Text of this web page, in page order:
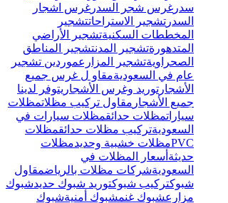
سدر غرس شجر السدر غرس اشجار
السدر تشجير الاستراحاتتشجير
المخططات السكنيةتشجير الأراضي
المتدهورةتشجير المدنتشجير المناطق
الصحراويةتشجير المزارعموردين تشجير
عام في السعوديةمقاو ل غرس جميع
الأشجار توريد وغرس الأشجار يتوفر لدينا
جميع الأشجار مقاول تركيب مظلاتمظلات
سياراتمظلات حدائقمظلات سيارات في
السعوديةتركيب مظلات حدائقمظلات
PVCمظلات خشبية وحديدمظلات
حديثة أسعار المظلات في
السعوديةشركات مظلات بالرياضمقاول
شبوكتركيب شبوكتوريد شبوك حديدشبوك
مزارعشبوك غنمشبوك أمنيةشبوك